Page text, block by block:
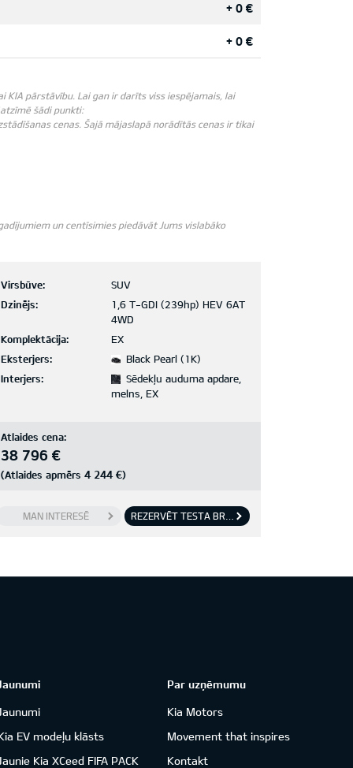
+ 0 €
+ 0 €
pārstāvību. Lai gan ir darīts viss iespējamais, lai
šādi punkti:
cenas. Šajā mājaslapā norādītās cenas ir tikai
un centīsimies piedāvāt Jums vislabāko
Virsbūve:
SUV
Dzinējs:
1,6 T-GDI (239hp) HEV 6AT
4WD
Komplektācija:
EX
Eksterjers:
Black Pearl (1K)
Interjers:
Sēdekļu auduma apdare,
melns, EX
Atlaides cena:
38 796 €
(Atlaides apmērs 4 244 €)
MAN INTERESĒ REZERVĒT TESTA BRAUCIENU
Jaunumi
Jaunumi
EV modeļu klāsts
Jaunie Kia XCeed FIFA PACK
Par uzņēmumu
Kia Motors
Movement that inspires
Kontakt